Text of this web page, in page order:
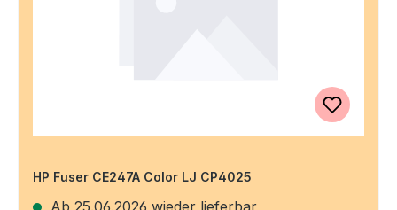
HP Fuser CE247A Color LJ CP4025